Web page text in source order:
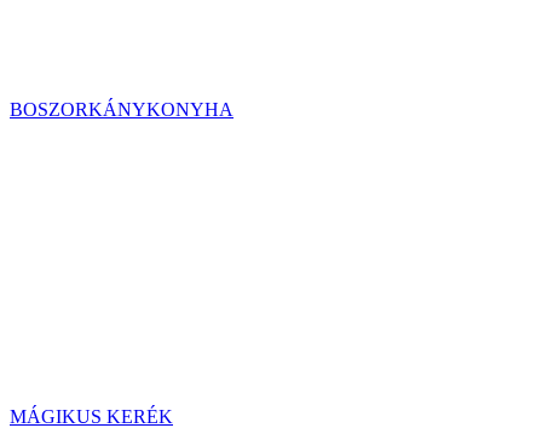
BOSZORKÁNYKONYHA
MÁGIKUS KERÉK